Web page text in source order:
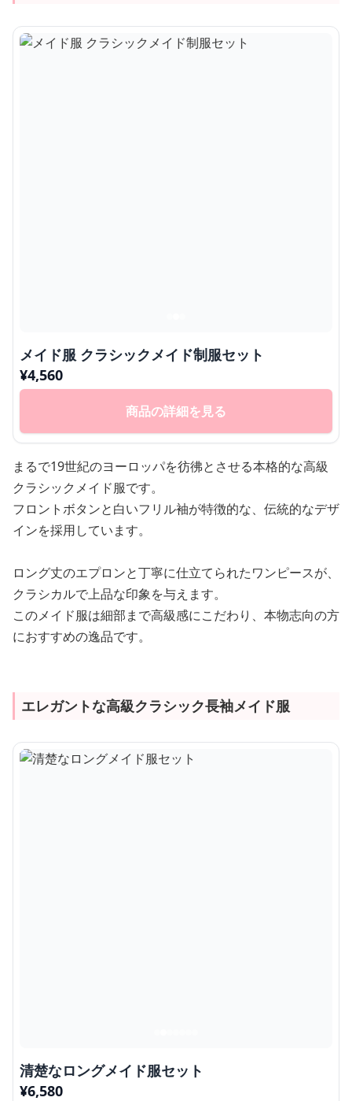
メイド服 クラシックメイド制服セット
¥4,560
商品の詳細を見る
まるで19世紀のヨーロッパを彷彿とさせる本格的な高級
クラシックメイド服です。
フロントボタンと白いフリル袖が特徴的な、伝統的なデザ
インを採用しています。
ロング丈のエプロンと丁寧に仕立てられたワンピースが、
クラシカルで上品な印象を与えます。
このメイド服は細部まで高級感にこだわり、本物志向の方
におすすめの逸品です。
エレガントな高級クラシック長袖メイド服
清楚なロングメイド服セット
¥6,580